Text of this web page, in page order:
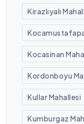
Kirazlıyalı
Kocasinan
Kordonboyu
Kullar Mahallesi
Kumburgaz